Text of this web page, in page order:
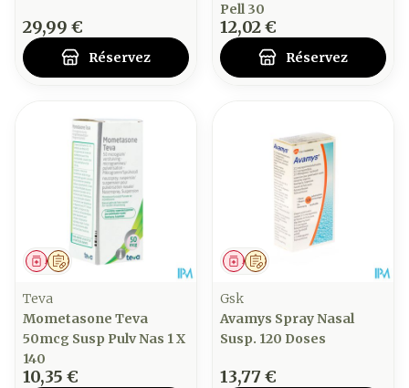
29,99 €
Réservez
Pell 30
12,02 €
Réservez
Sur prescription
Médicament
Teva
Mometasone Teva
50mcg Susp Pulv Nas 1 X
140
10,35 €
Sur prescription
Médicament
Gsk
Avamys Spray Nasal
Susp. 120 Doses
13,77 €